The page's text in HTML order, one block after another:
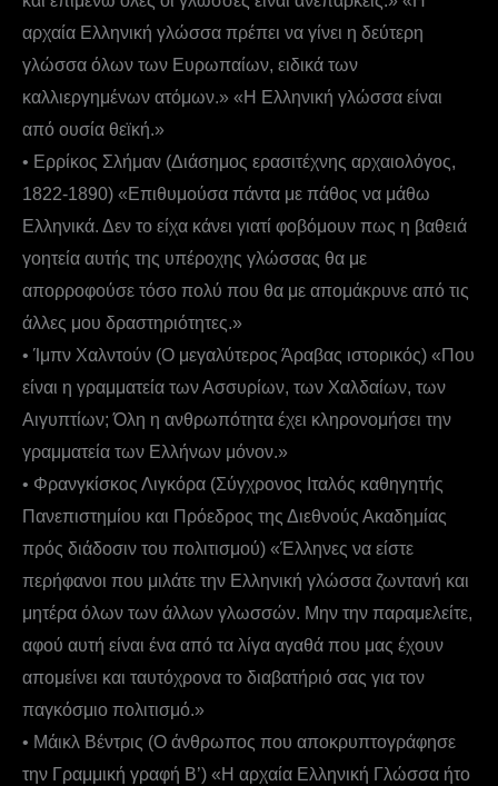
αρχαία Ελληνική γλώσσα πρέπει να γίνει η δεύτερη
γλώσσα όλων των Ευρωπαίων, ειδικά των
καλλιεργημένων ατόμων.» «Η Ελληνική γλώσσα είναι
από ουσία θεϊκή.»
• Ερρίκος Σλήμαν (Διάσημος ερασιτέχνης αρχαιολόγος,
1822-1890) «Επιθυμούσα πάντα με πάθος να μάθω
Ελληνικά. Δεν το είχα κάνει γιατί φοβόμουν πως η βαθειά
γοητεία αυτής της υπέροχης γλώσσας θα με
απορροφούσε τόσο πολύ που θα με απομάκρυνε από τις
άλλες μου δραστηριότητες.»
• Ίμπν Χαλντούν (Ο μεγαλύτερος Άραβας ιστορικός) «Που
είναι η γραμματεία των Ασσυρίων, των Χαλδαίων, των
Αιγυπτίων; Όλη η ανθρωπότητα έχει κληρονομήσει την
γραμματεία των Ελλήνων μόνον.»
• Φρανγκίσκος Λιγκόρα (Σύγχρονος Ιταλός καθηγητής
Πανεπιστημίου και Πρόεδρος της Διεθνούς Ακαδημίας
πρός διάδοσιν του πολιτισμού) «Έλληνες να είστε
περήφανοι που μιλάτε την Ελληνική γλώσσα ζωντανή και
μητέρα όλων των άλλων γλωσσών. Μην την παραμελείτε,
αφού αυτή είναι ένα από τα λίγα αγαθά που μας έχουν
απομείνει και ταυτόχρονα το διαβατήριό σας για τον
παγκόσμιο πολιτισμό.»
• Μάικλ Βέντρις (Ο άνθρωπος που αποκρυπτογράφησε
την Γραμμική γραφή Β’) «Η αρχαία Ελληνική Γλώσσα ήτο